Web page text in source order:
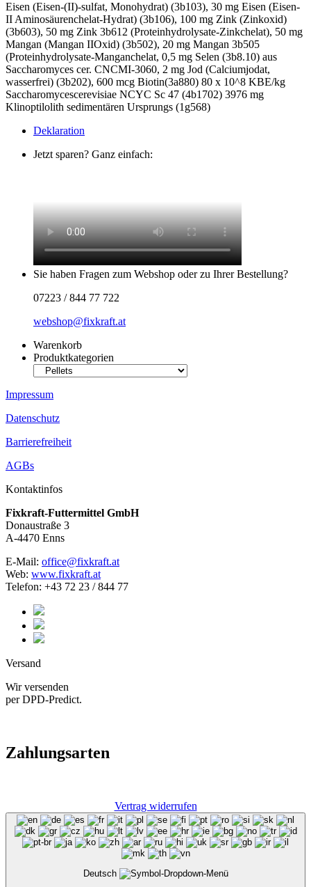
Eisen (Eisen-(II)-sulfat, Monohydrat) (3b103), 30 mg Eisen (Eisen-
II Aminosäurenchelat-Hydrat) (3b106), 100 mg Zink (Zinkoxid)
(3b603), 50 mg Zink 3b612 (Proteinhydrolysate-Zinkchelat), 50 mg
Mangan (Mangan IIOxid) (3b502), 20 mg Mangan 3b505
(Proteinhydrolysate-Manganchelat, 0,5 mg Selen (3b8.10) aus
Saccharomyces cer. CNCMI-3060, 2 mg Jod (Calciumjodat,
wasserfrei) (3b202), 600 mcg Biotin(3a880) 80 x 10^8 KBE/kg
Saccharomycescerevisiae NCYC Sc 47 (4b1702) 3976 mg
Klinoptilolith sedimentären Ursprungs (1g568)
Deklaration
Jetzt sparen? Ganz einfach:
Sie haben Fragen zum Webshop oder zu Ihrer Bestellung?
07223 / 844 77 722
webshop@fixkraft.at
Warenkorb
Produktkategorien
Impressum
Datenschutz
Barrierefreiheit
AGBs
Kontaktinfos
Fixkraft-Futtermittel GmbH
Donaustraße 3
A-4470 Enns
E-Mail: office@fixkraft.at
Web: www.fixkraft.at
Telefon: +43 72 23 / 844 77
Versand
Wir versenden
per DPD-Predict.
Zahlungsarten
Vertrag widerrufen
Deutsch